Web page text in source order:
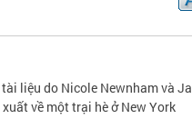
liệu do Nicole Newnham và
về một trại hè ở New York